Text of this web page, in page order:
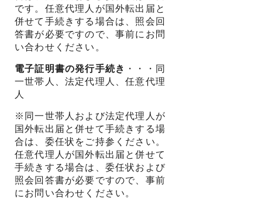
です。任意代理人が国外転出届と
併せて手続きする場合は、照会回
答書が必要ですので、事前にお問
い合わせください。
電子証明書の発行手続き ・・・同
一世帯人、法定代理人、任意代理
人
※同一世帯人および法定代理人が
国外転出届と併せて手続きする場
合は、委任状をご持参ください。
任意代理人が国外転出届と併せて
手続きする場合は、委任状および
照会回答書が必要ですので、事前
にお問い合わせください。